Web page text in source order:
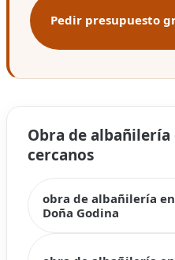
Pedir presupuesto
Obra de albañilería
cercanos
obra de albañilería
Doña Godina